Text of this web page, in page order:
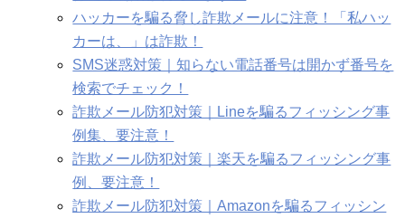
ハッカーを騙る脅し詐欺メールに注意！「私ハッ
カーは、」は詐欺！
SMS迷惑対策｜知らない電話番号は開かず番号を
検索でチェック！
詐欺メール防犯対策｜Lineを騙るフィッシング事
例集、要注意！
詐欺メール防犯対策｜楽天を騙るフィッシング事
例、要注意！
詐欺メール防犯対策｜Amazonを騙るフィッシン